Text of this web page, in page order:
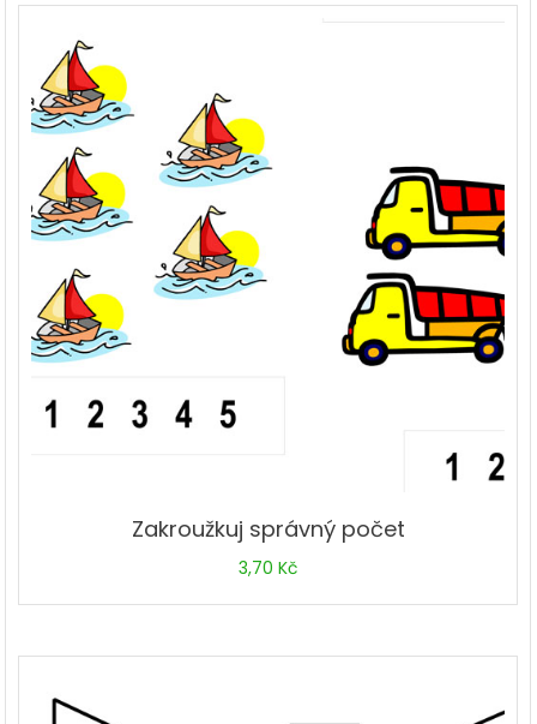
Zakroužkuj správný počet
3,70 Kč